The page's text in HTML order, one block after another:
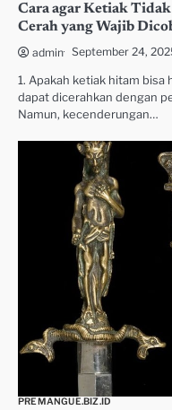
Cara agar Ketiak
Cerah yang Wajib
admin September 24,
1. Apakah ketiak hitam bisa
dapat dicerahkan dengan
Namun, kecenderungan…
PREMANGUE.BIZ.ID